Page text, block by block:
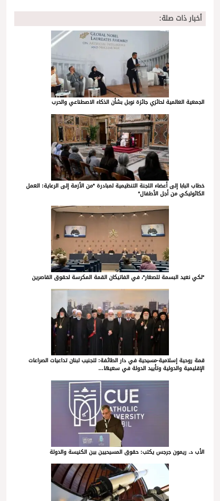
أخبار ذات صلة:
الجمعية العالمية لحائزي جائزة نوبل بشأن الذكاء الاصطناعي والحرب
خطاب البابا إلى أعضاء اللجنة التنظيمية لمبادرة *من الأزمة إلى الرعاية: العمل
الكاثوليكي من أجل الأطفال*
*لكي نعيد البسمة للصغار*، في الفاتيكان القمة المكرسة لحقوق القاصرين
قمة روحية إسلامية-مسيحية في دار الطائفة: لتجنيب لبنان تداعيات الصراعات
الإقليمية والدولية وتأييد الدولة في سعيها…
الأب د. ريمون جرجس يكتب: حقوق المسيحيين بين الكنيسة والدولة